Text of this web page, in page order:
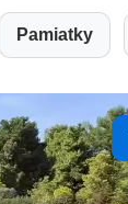
Pamiatky